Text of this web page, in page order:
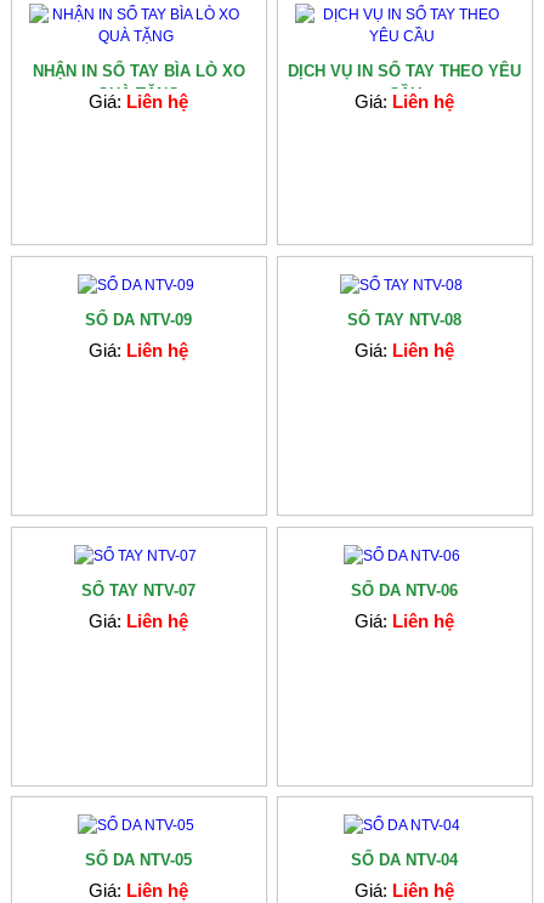
NHẬN IN SỔ TAY BÌA LÒ XO
QUÀ TẶNG
Giá: Liên hệ
DỊCH VỤ IN SỔ TAY THEO YÊU
CẦU
Giá: Liên hệ
SỔ DA NTV-09
Giá: Liên hệ
SỔ TAY NTV-08
Giá: Liên hệ
SỔ TAY NTV-07
Giá: Liên hệ
SỔ DA NTV-06
Giá: Liên hệ
SỔ DA NTV-05
Giá: Liên hệ
SỔ DA NTV-04
Giá: Liên hệ